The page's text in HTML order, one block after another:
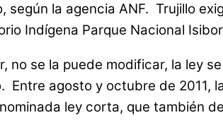
según la agencia ANF. Trujillo
Indígena Parque Nacional
no se la puede modificar, la ley
Entre agosto y octubre de 2011,
ley corta, que también